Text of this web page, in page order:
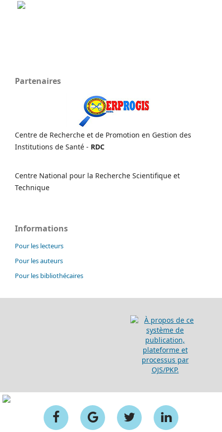
Partenaires
Centre de Recherche et de Promotion en Gestion des
Institutions de Santé - RDC
Centre National pour la Recherche Scientifique et
Technique
Informations
Pour les lecteurs
Pour les auteurs
Pour les bibliothécaires